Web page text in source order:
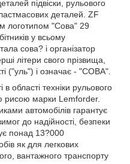
підвіски, рульового
деталей. ZF
логотипом "Сова" 29
у всьому
сова? і організатор
літери свого прізвища,
("уль") і означає - "СОВА".
в області техніки рульового
рисою марки Lemforder.
автомобілів гарантує
до надійності, безпеки
понад 13?000
як для легкових
вантажного транспорту